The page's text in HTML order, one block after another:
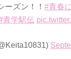
ーズン！！#青春
青学駅伝